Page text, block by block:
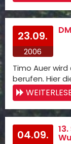
23.09.
2006
Timo Auer
berufen. Hier
04.09.